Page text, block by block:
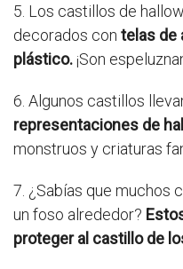
5. Los castillos de
decorados con telas de
plástico.¡Son
6. Algunos castillos
representaciones de
monstruos y criaturas
7. ¿Sabías que muchos
un foso alrededor?
proteger al castillo de